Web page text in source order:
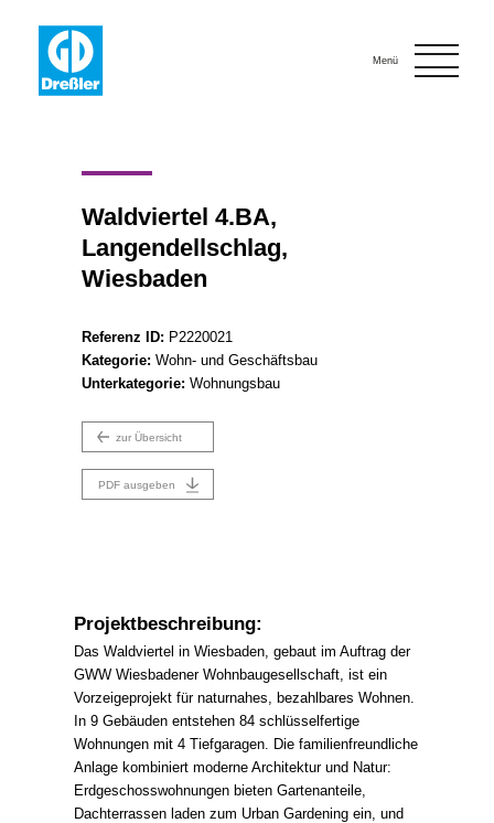
Menü
Waldviertel 4.BA,
Langendellschlag,
Wiesbaden
Referenz ID: P2220021
Kategorie: Wohn- und Geschäftsbau
Unterkategorie: Wohnungsbau
zur Übersicht
PDF ausgeben
Projektbeschreibung:
Das Waldviertel in Wiesbaden, gebaut im Auftrag der
GWW Wiesbadener Wohnbaugesellschaft, ist ein
Vorzeigeprojekt für naturnahes, bezahlbares Wohnen.
In 9 Gebäuden entstehen 84 schlüsselfertige
Wohnungen mit 4 Tiefgaragen. Die familienfreundliche
Anlage kombiniert moderne Architektur und Natur:
Erdgeschosswohnungen bieten Gartenanteile,
Dachterrassen laden zum Urban Gardening ein, und